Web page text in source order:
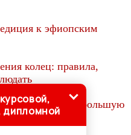
к эфиопским
колец: правила,
занимают всё большую
дипломной